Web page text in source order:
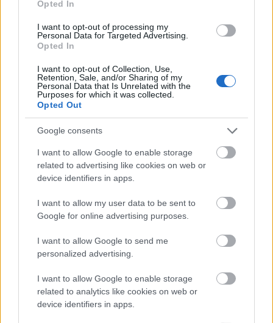
Opted In
I want to opt-out of processing my
Personal Data for Targeted Advertising.
Opted In
I want to opt-out of Collection, Use,
Retention, Sale, and/or Sharing of my
Personal Data that Is Unrelated with the
Purposes for which it was collected.
Opted Out
Google consents
I want to allow Google to enable storage
related to advertising like cookies on web or
device identifiers in apps.
I want to allow my user data to be sent to
Google for online advertising purposes.
I want to allow Google to send me
personalized advertising.
I want to allow Google to enable storage
related to analytics like cookies on web or
device identifiers in apps.
kutatói arra a nem túl meglepő eredményre jutottak
valós vezetési adatok tanulmányozásából, hogy a
vezetéstámogató rendszerek használata mellett
jelentősen csökken a vezetők figyelme az
autóban.Érthető, hiszen ha azt szuggerálja egy cég,
hogy "önvezető"…
Milyen távlatokat nyit az önvezetés
üzleti szempontból?